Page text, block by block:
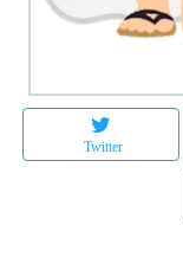
Twitter